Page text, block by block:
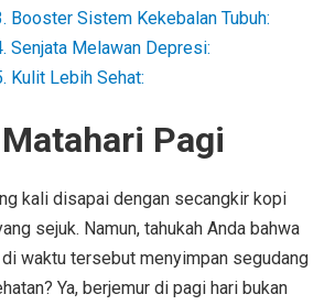
Booster Sistem Kekebalan Tubuh:
Senjata Melawan Depresi:
Kulit Lebih Sehat:
Pagi
kali disapai dengan secangkir kopi
sejuk. Namun, tahukah Anda bahwa
waktu tersebut menyimpan segudang
Ya, berjemur di pagi hari bukan